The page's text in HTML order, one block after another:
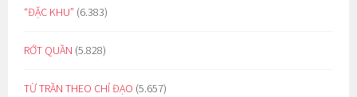
“ĐẶC KHU” (6.383)
RỚT QUẦN (5.828)
TỪ TRẦN THEO CHỈ ĐẠO (5.657)